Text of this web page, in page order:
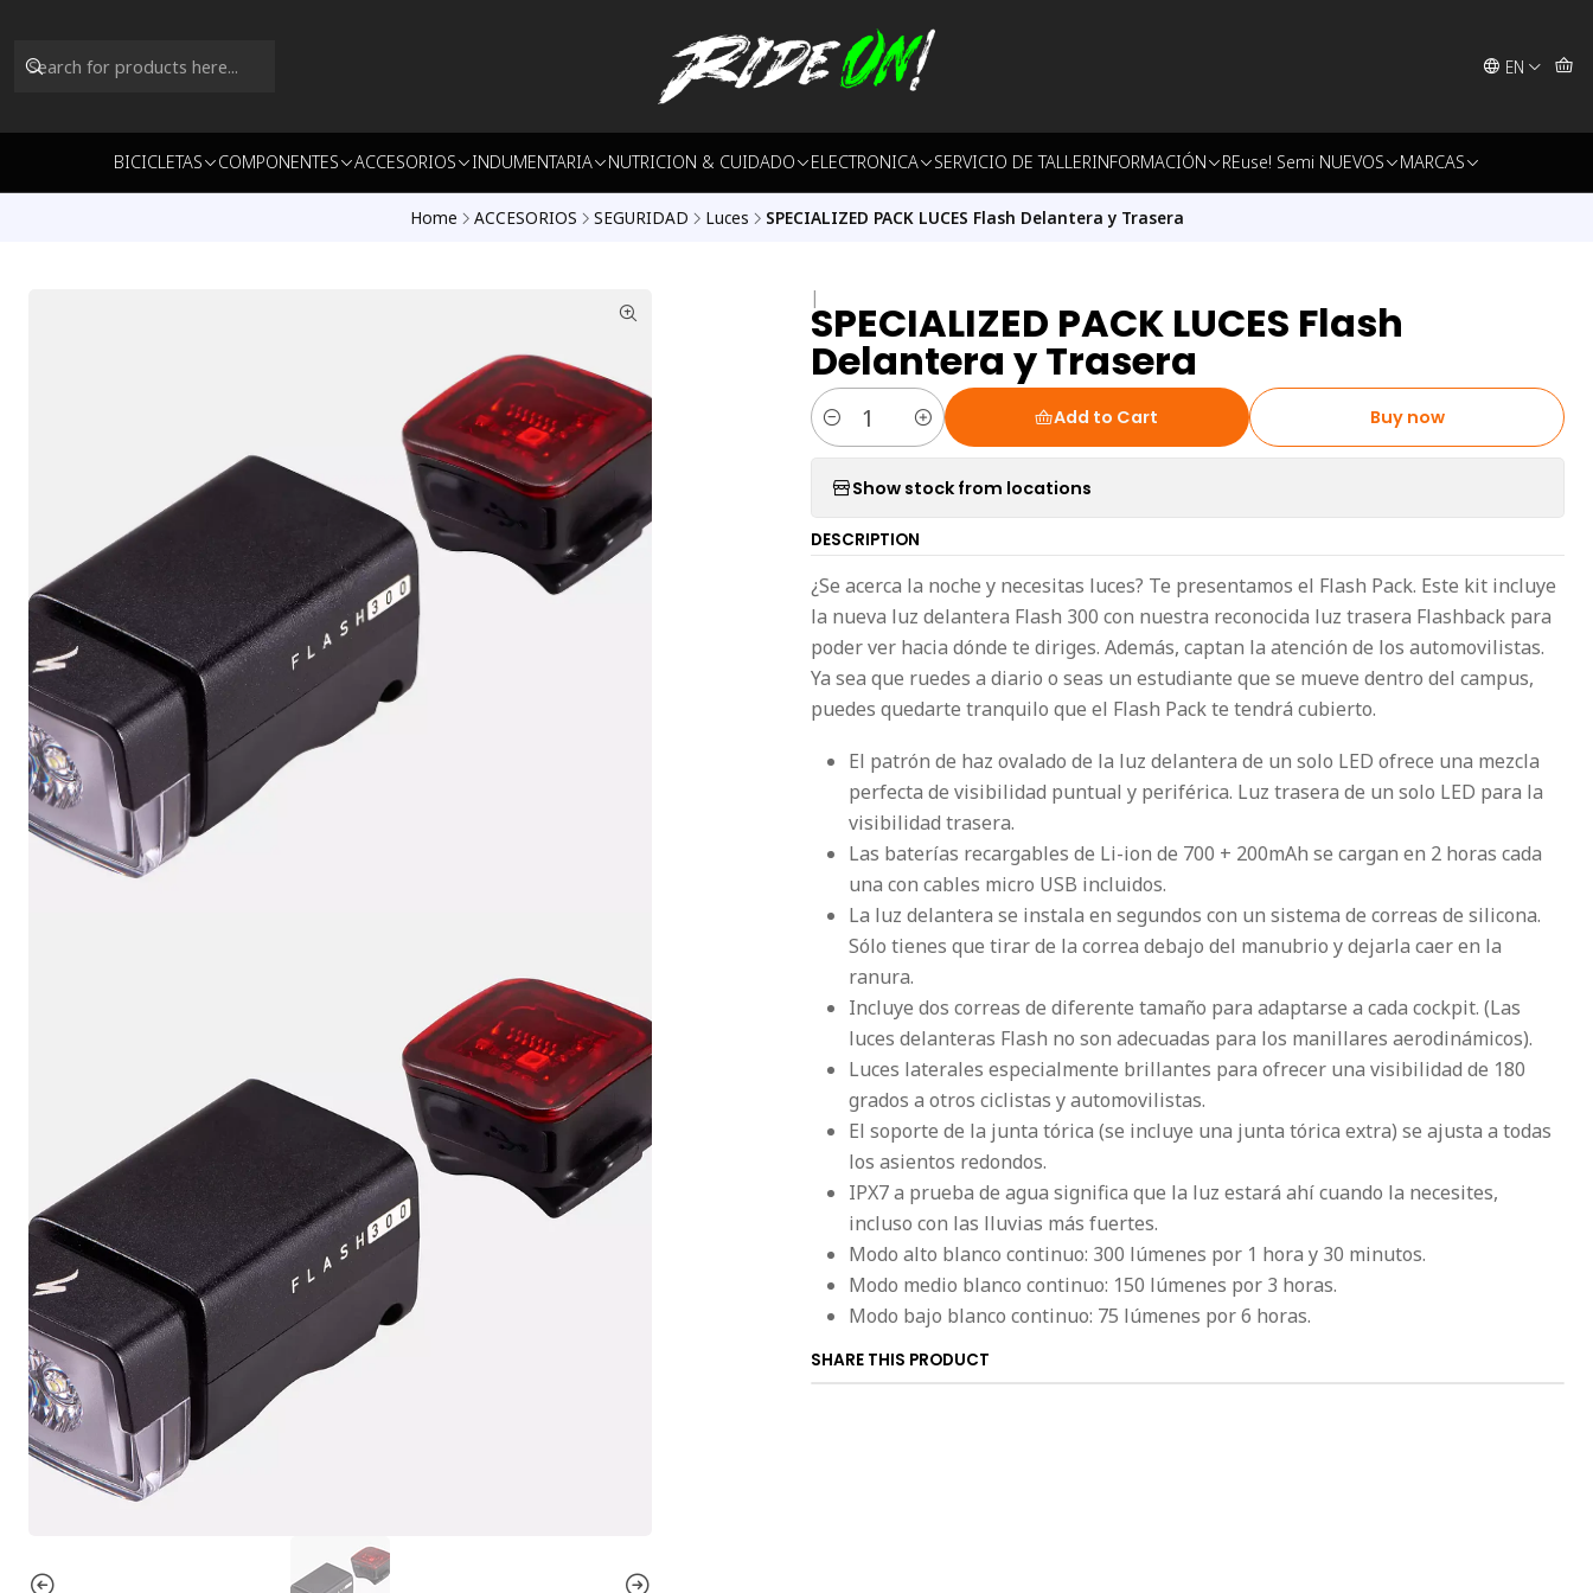
EN
BICICLETAS COMPONENTES ACCESORIOS INDUMENTARIA NUTRICION & CUIDADO ELECTRONICA SERVICIO DE TALLERINFORMACIÓN REuse! Semi NUEVOS MARCAS
Home ACCESORIOS SEGURIDAD Luces SPECIALIZED PACK LUCES Flash Delantera y Trasera
|
SPECIALIZED PACK LUCES Flash
Delantera y Trasera
Quantity
Add to Cart Buy now
Show stock from locations
DESCRIPTION
¿Se acerca la noche y necesitas luces? Te presentamos el Flash Pack. Este kit incluye
la nueva luz delantera Flash 300 con nuestra reconocida luz trasera Flashback para
poder ver hacia dónde te diriges. Además, captan la atención de los automovilistas.
Ya sea que ruedes a diario o seas un estudiante que se mueve dentro del campus,
puedes quedarte tranquilo que el Flash Pack te tendrá cubierto.
El patrón de haz ovalado de la luz delantera de un solo LED ofrece una mezcla
perfecta de visibilidad puntual y periférica. Luz trasera de un solo LED para la
visibilidad trasera.
Las baterías recargables de Li-ion de 700 + 200mAh se cargan en 2 horas cada
una con cables micro USB incluidos.
La luz delantera se instala en segundos con un sistema de correas de silicona.
Sólo tienes que tirar de la correa debajo del manubrio y dejarla caer en la
ranura.
Incluye dos correas de diferente tamaño para adaptarse a cada cockpit. (Las
luces delanteras Flash no son adecuadas para los manillares aerodinámicos).
Luces laterales especialmente brillantes para ofrecer una visibilidad de 180
grados a otros ciclistas y automovilistas.
El soporte de la junta tórica (se incluye una junta tórica extra) se ajusta a todas
los asientos redondos.
IPX7 a prueba de agua significa que la luz estará ahí cuando la necesites,
incluso con las lluvias más fuertes.
Modo alto blanco continuo: 300 lúmenes por 1 hora y 30 minutos.
Modo medio blanco continuo: 150 lúmenes por 3 horas.
Modo bajo blanco continuo: 75 lúmenes por 6 horas.
SHARE THIS PRODUCT